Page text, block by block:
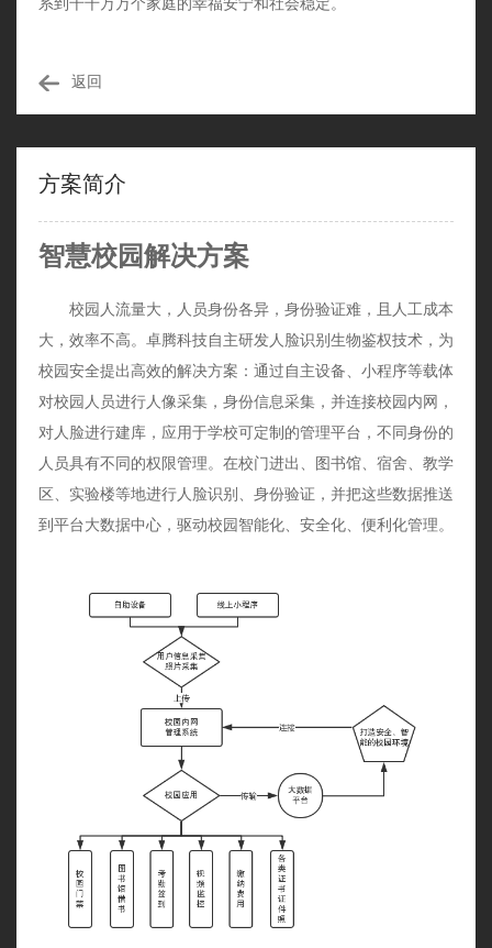
系到千千万万个家庭的幸福安宁和社会稳定。
返回
方案简介
智慧校园解决方案
校园人流量大，人员身份各异，身份验证难，且人工成本
大，效率不高。卓腾科技自主研发人脸识别生物鉴权技术，为
校园安全提出高效的解决方案：通过自主设备、小程序等载体
对校园人员进行人像采集，身份信息采集，并连接校园内网，
对人脸进行建库，应用于学校可定制的管理平台，不同身份的
人员具有不同的权限管理。在校门进出、图书馆、宿舍、教学
区、实验楼等地进行人脸识别、身份验证，并把这些数据推送
到平台大数据中心，驱动校园智能化、安全化、便利化管理。